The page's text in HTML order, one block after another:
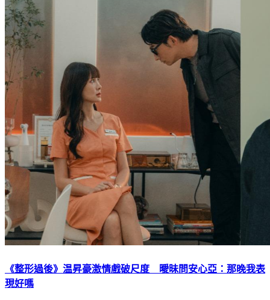
《整形過後》温昇豪激情戲破尺度 曖昧問安心亞：那晚我表
現好嗎